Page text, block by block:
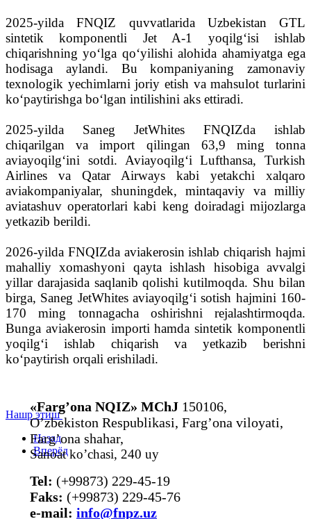
2025-yilda FNQIZ quvvatlarida Uzbekistan GTL
sintetik komponentli Jet A-1 yoqilg‘isi ishlab
chiqarishning yo‘lga qo‘yilishi alohida ahamiyatga ega
hodisaga aylandi. Bu kompaniyaning zamonaviy
texnologik yechimlarni joriy etish va mahsulot turlarini
ko‘paytirishga bo‘lgan intilishini aks ettiradi.
2025-yilda Saneg JetWhites FNQIZda ishlab
chiqarilgan va import qilingan 63,9 ming tonna
aviayoqilg‘ini sotdi. Aviayoqilg‘i Lufthansa, Turkish
Airlines va Qatar Airways kabi yetakchi xalqaro
aviakompaniyalar, shuningdek, mintaqaviy va milliy
aviatashuv operatorlari kabi keng doiradagi mijozlarga
yetkazib berildi.
2026-yilda FNQIZda aviakerosin ishlab chiqarish hajmi
mahalliy xomashyoni qayta ishlash hisobiga avvalgi
yillar darajasida saqlanib qolishi kutilmoqda. Shu bilan
birga, Saneg JetWhites aviayoqilg‘i sotish hajmini 160-
170 ming tonnagacha oshirishni rejalashtirmoqda.
Bunga aviakerosin importi hamda sintetik komponentli
yoqilg‘i ishlab chiqarish va yetkazib berishni
ko‘paytirish orqali erishiladi.
Нашр этиш
Назад
Вперёд
«Farg’ona NQIZ» MChJ 150106,
O’zbekiston Respublikasi, Farg’ona viloyati,
Farg’ona shahar,
Sanoat ko’chasi, 240 uy
Tel: (+99873) 229-45-19
Faks: (+99873) 229-45-76
е-mail: info@fnpz.uz